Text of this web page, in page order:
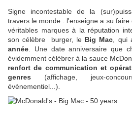
Signe incontestable de la
travers le monde : l'enseigne a su
véritables marques à la réputation
son célèbre burger, le Big Mac , qui
année . Une date anniversaire que
évidemment célébrer à la sauce
renfort de communication et
genres (affichage, jeux-
évènementiel...).